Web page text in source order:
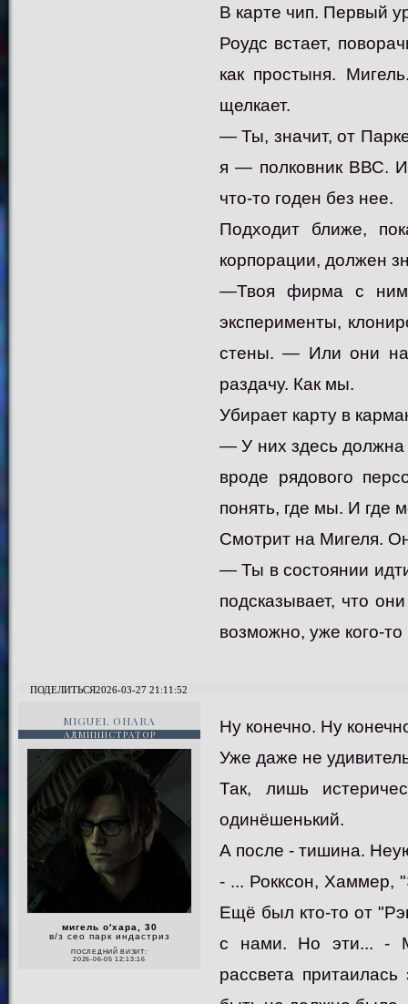
В карте чип. Первый
Роудс встает,
как простыня.
щелкает.
— Ты, значит, от
я — полковник ВВС.
что-то годен без нее.
Подходит ближе,
корпорации, должен
—Твоя фирма с ними
эксперименты,
стены. — Или они
раздачу. Как мы.
Убирает карту в
— У них здесь должна
вроде рядового
понять, где мы. И где
Смотрит на Мигеля.
— Ты в состоянии
подсказывает, что
возможно, уже кого-
ПОДЕЛИТЬСЯ2026-03-27 21:11:52
MIGUEL OHARA
АДМИНИСТРАТОР
мигель о'хара, 30
в/з сео парк индастриз
ПОСЛЕДНИЙ ВИЗИТ:
2026-06-05 12:13:16
Ну конечно. Ну
Уже даже не
Так, лишь
одинёшенький.
А после - тишина.
- ... Рокксон,
Ещё был кто-то от
с нами. Но эти... -
рассвета